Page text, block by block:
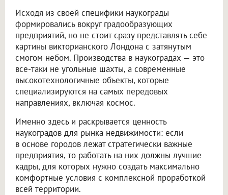
Исходя из своей специфики наукограды
формировались вокруг градообразующих
предприятий, но не стоит сразу представлять себе
картины викторианского Лондона с затянутым
смогом небом. Производства в наукоградах — это
все-таки не угольные шахты, а современные
высокотехнологичные объекты, которые
специализируются на самых передовых
направлениях, включая космос.
Именно здесь и раскрывается ценность
наукоградов для рынка недвижимости: если
в основе городов лежат стратегически важные
предприятия, то работать на них должны лучшие
кадры, для которых нужно создать максимально
комфортные условия с комплексной проработкой
всей территории.